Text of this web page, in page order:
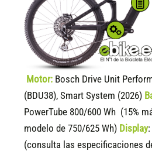
Motor: Bosch Drive Unit
(BDU38), Smart System (2026)
PowerTube 800/600 Wh (15%
modelo de 750/625 Wh) Display:
(consulta las especificaciones